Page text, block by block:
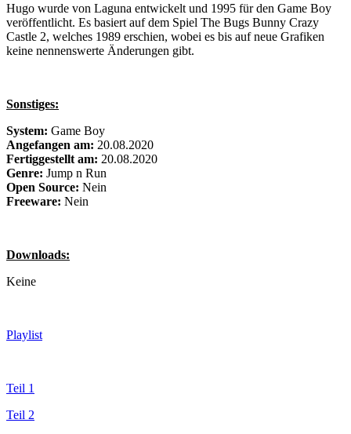
Hugo wurde von Laguna entwickelt und 1995 für den Game Boy
veröffentlicht. Es basiert auf dem Spiel The Bugs Bunny Crazy
Castle 2, welches 1989 erschien, wobei es bis auf neue Grafiken
keine nennenswerte Änderungen gibt.
Sonstiges:
System: Game Boy
Angefangen am: 20.08.2020
Fertiggestellt am: 20.08.2020
Genre: Jump n Run
Open Source: Nein
Freeware: Nein
Downloads:
Keine
Playlist
Teil 1
Teil 2